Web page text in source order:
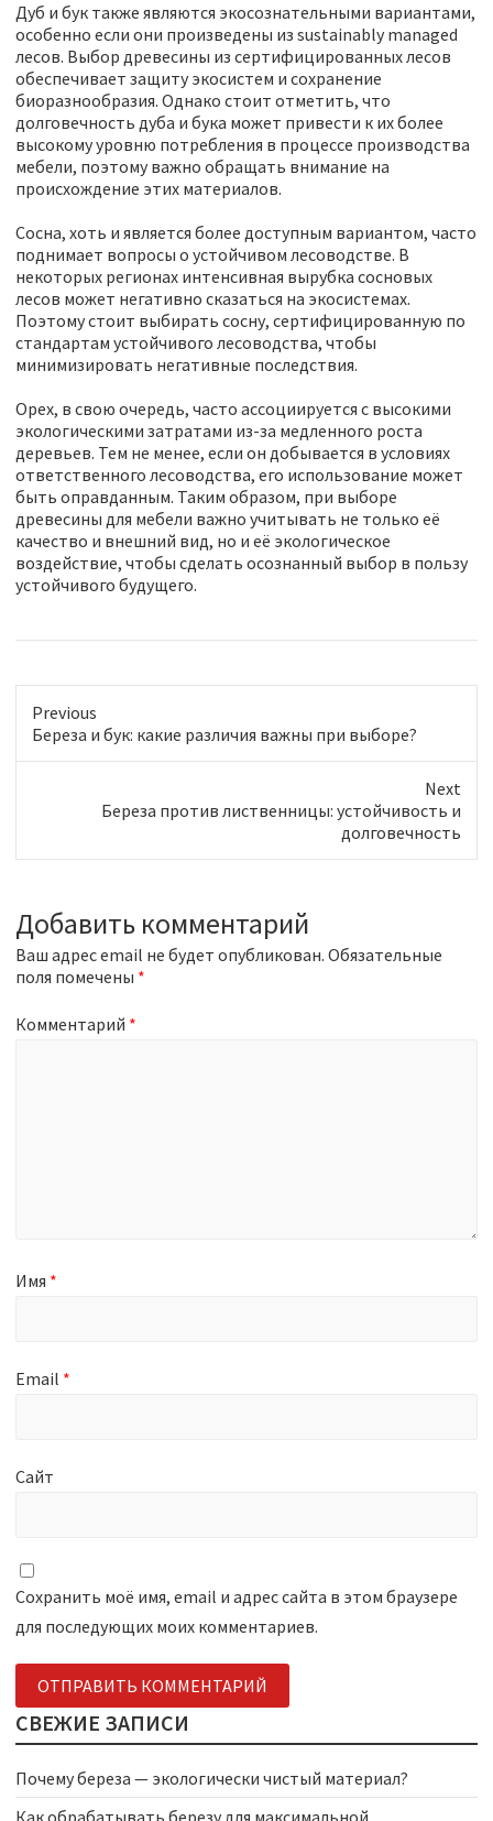
Дуб и бук также являются экосознательными вариантами,
особенно если они произведены из sustainably managed
лесов. Выбор древесины из сертифицированных лесов
обеспечивает защиту экосистем и сохранение
биоразнообразия. Однако стоит отметить, что
долговечность дуба и бука может привести к их более
высокому уровню потребления в процессе производства
мебели, поэтому важно обращать внимание на
происхождение этих материалов.
Сосна, хоть и является более доступным вариантом, часто
поднимает вопросы о устойчивом лесоводстве. В
некоторых регионах интенсивная вырубка сосновых
лесов может негативно сказаться на экосистемах.
Поэтому стоит выбирать сосну, сертифицированную по
стандартам устойчивого лесоводства, чтобы
минимизировать негативные последствия.
Орех, в свою очередь, часто ассоциируется с высокими
экологическими затратами из-за медленного роста
деревьев. Тем не менее, если он добывается в условиях
ответственного лесоводства, его использование может
быть оправданным. Таким образом, при выборе
древесины для мебели важно учитывать не только её
качество и внешний вид, но и её экологическое
воздействие, чтобы сделать осознанный выбор в пользу
устойчивого будущего.
Previous
P
r
u
o
s
t
Береза и бук: какие различия важны при выборе?
Next
x
o
s
t
:
Береза против лиственницы: устойчивость и
долговечность
Добавить комментарий
Ваш адрес email не будет опубликован. Обязательные
поля помечены *
Комментарий *
Имя *
Email *
Сайт
Сохранить моё имя, email и адрес сайта в этом браузере
для последующих моих комментариев.
СВЕЖИЕ ЗАПИСИ
Почему береза — экологически чистый материал?
Как обрабатывать березу для максимальной